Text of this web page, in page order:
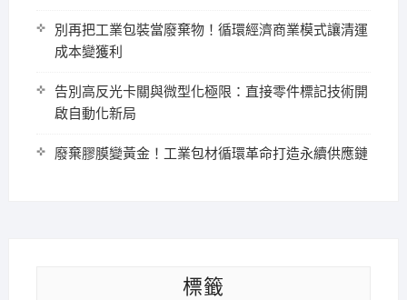
別再把工業包裝當廢棄物！循環經濟商業模式讓清運
成本變獲利
告別高反光卡關與微型化極限：直接零件標記技術開
啟自動化新局
廢棄膠膜變黃金！工業包材循環革命打造永續供應鏈
標籤